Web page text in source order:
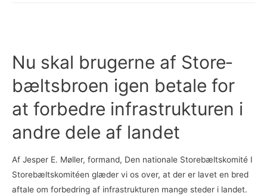
Nu skal bru­ger­ne af Sto­re­
bælts­bro­en igen be­ta­le for
at for­bed­re in­fra­struk­tu­ren i
an­dre dele af lan­det
Af Jesper E. Møller, formand, Den nationale Storebæltskomité I
Storebæltskomitéen glæder vi os over, at der er lavet en bred
aftale om forbedring af infrastrukturen mange steder i landet.